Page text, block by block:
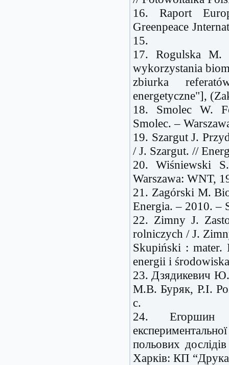
16. Raport
Greenpeace
15.
17. Rogulska M.
wykorzystania
zbiurka
energetyczne"],
18. Smolec W.
Smolec. –
19. Szargut J.
/ J. Szargut. //
20. Wiśniewski
Warszawa: WNT,
21. Zagórski M.
Energia. – 2010. –
22. Zimny J.
rolniczych / J.
Skupiński : mater.
energii i
23. Дзядикевич
М.В. Буряк, Р.І.
с.
24. Егоршин
польових
Харків: КП